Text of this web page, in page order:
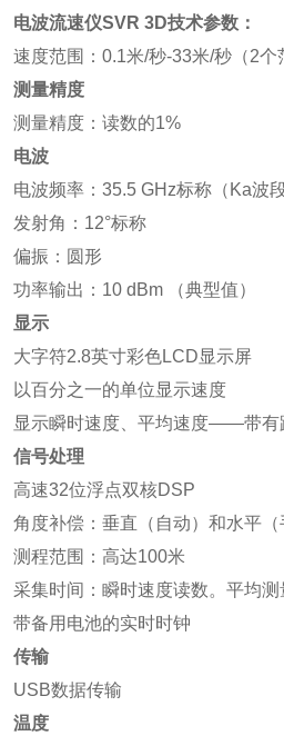
电波流速仪SVR 3D技术参数：
速度范围： 0.1米/秒-33米/秒（2个
测量精度
测量精度：读数的1%
电波
电波频率： 35.5 GHz标称（Ka波
发射角： 12°标称
偏振：圆形
功率输出： 10 dBm （典型值）
显示
大字符2.8英寸彩色LCD显示屏
以百分之一的单位显示速度
显示瞬时速度、平均速度——带有
信号处理
高速32位浮点双核DSP
角度补偿：垂直（自动）和水平（
测程范围：高达100米
采集时间： 瞬时速度读数。平均测
带备用电池的实时时钟
传输
USB数据传输
温度